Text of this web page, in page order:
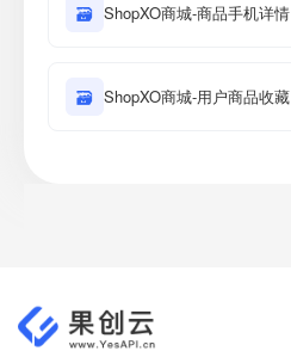
🗃 ShopXO商城-商品手机详情
🗃 ShopXO商城-用户商品收藏